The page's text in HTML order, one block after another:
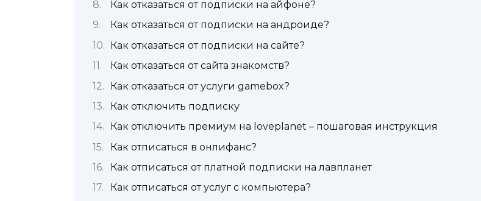
Как отказаться от подписки на айфоне?
Как отказаться от подписки на андроиде?
Как отказаться от подписки на сайте?
Как отказаться от сайта знакомств?
Как отказаться от услуги gamebox?
Как отключить подписку
Как отключить премиум на loveplanet – пошаговая инструкция
Как отписаться в онлифанс?
Как отписаться от платной подписки на лавпланет
Как отписаться от услуг с компьютера?